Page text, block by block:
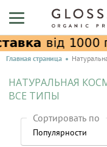
Главная страница
НАТУРАЛЬНАЯ
ВСЕ ТИПЫ
Сортировать по